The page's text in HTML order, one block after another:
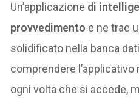
Un’applicazione di
provvedimento e ne trae
solidificato nella banca
comprendere
ogni volta che si accede,